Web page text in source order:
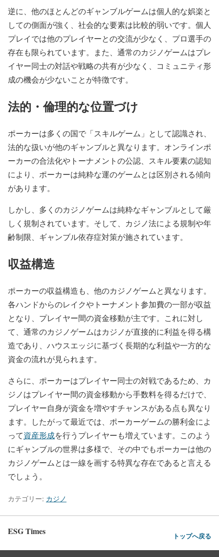
逆に、他のほとんどのギャンブルゲームは個人的な娯楽と
しての側面が強く、社会的な要素は比較的弱いです。個人
プレイでは他のプレイヤーとの交流が少なく、プロ選手の
存在も限られています。また、通常のカジノゲームはプレ
イヤー同士の対話や戦略の共有が少なく、コミュニティ形
成の機会が少ないことが特徴です。
法的・倫理的な位置づけ
ポーカーは多くの国で「スキルゲーム」として認識され、
法的な扱いが他のギャンブルと異なります。オンラインポ
ーカーの合法化やトーナメントの公認、スキル要素の認知
により、ポーカーは純粋な運のゲームとは区別される傾向
があります。
しかし、多くのカジノゲームは純粋なギャンブルとして厳
しく規制されています。そして、カジノ法による規制や年
齢制限、ギャンブル依存症対策が施されています。
収益構造
ポーカーの収益構造も、他のカジノゲームと異なります。
各ハンドからのレイクやトーナメント参加費の一部が収益
となり、プレイヤー間の資金移動が主です。これに対し
て、通常のカジノゲームはカジノが直接的に利益を得る構
造であり、ハウスエッジに基づく長期的な利益や一方的な
資金の流れが見られます。
さらに、ポーカーはプレイヤー同士の対戦であるため、カ
ジノはプレイヤー間の資金移動から手数料を得るだけで、
プレイヤー自身が資金を増やすチャンスがある点も異なり
ます。したがって最近では、ポーカーゲームの勝利金によ
って資産形成を行うプレイヤーも増えています。このよう
にギャンブルの世界は多様で、その中でもポーカーは他の
カジノゲームとは一線を画する特異な存在であると言える
でしょう。
カテゴリー: カジノ
ESG Times トップへ戻る